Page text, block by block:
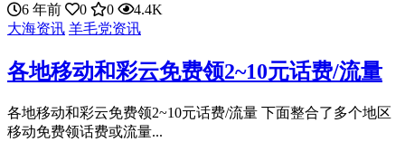
6 年前
0 0
4.4K
大海资讯 羊毛党资讯
各地移动和彩云免费领2~10元话费/流量
各地移动和彩云免费领2~10元话费/流量 下面整合了多个地区
移动免费领话费或流量...